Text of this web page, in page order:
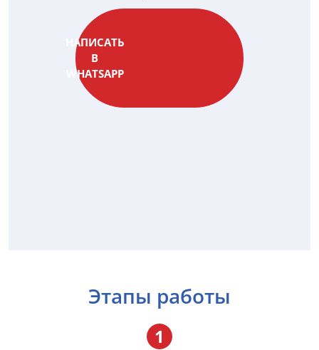
НАПИСАТЬ
В
WHATSAPP
Этапы работы
1